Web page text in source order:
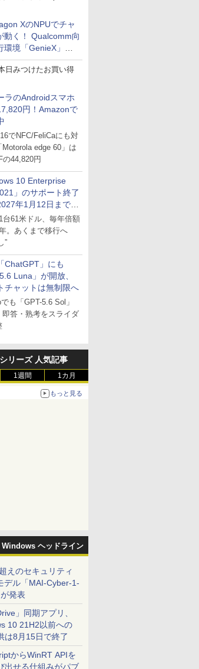
XのNPUでチャ
動く！ Qualcomm向
環境「GenieX」を
た
日みつけたお買い得
ラのAndroidスマホ
円！Amazonで
でNFC/FeliCaにも対
Motorola edge 60」は
の44,820円
10 Enterprise
」のサポート終了
年1月12日まで
9月1日から販売
台61米ドル、毎年倍額
。あくまで移行へ
”
ChatGPT」にも
5.6 Luna」が開放、
チャットは無制限へ
も「GPT-5.6 Sol」
即答・熟考をスライダ
リーズ 人気記事
1週間 1カ月
もっと見る
Windows ヘッドライン
えのセキュリティ
デル「MAI-Cyber-1-
発表
」同期アプリ、
10 21H2以前への
は8月15日で終了
からWinRT APIを
出せる仕組みがパブ